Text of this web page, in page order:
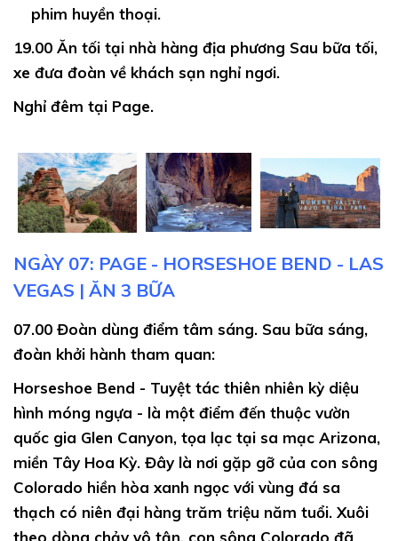
phim huyền thoại.
19.00 Ăn tối tại nhà hàng địa phương Sau bữa tối,
xe đưa đoàn về khách sạn nghỉ ngơi.
Nghỉ đêm tại Page.
NGÀY 07: PAGE - HORSESHOE BEND - LAS
VEGAS | ĂN 3 BỮA
07.00 Đoàn dùng điểm tâm sáng. Sau bữa sáng,
đoàn khởi hành tham quan:
Horseshoe Bend - Tuyệt tác thiên nhiên kỳ diệu
hình móng ngựa - là một điểm đến thuộc vườn
quốc gia Glen Canyon, tọa lạc tại sa mạc Arizona,
miền Tây Hoa Kỳ. Đây là nơi gặp gỡ của con sông
Colorado hiền hòa xanh ngọc với vùng đá sa
thạch có niên đại hàng trăm triệu năm tuổi. Xuôi
theo dòng chảy vô tận, con sông Colorado đã